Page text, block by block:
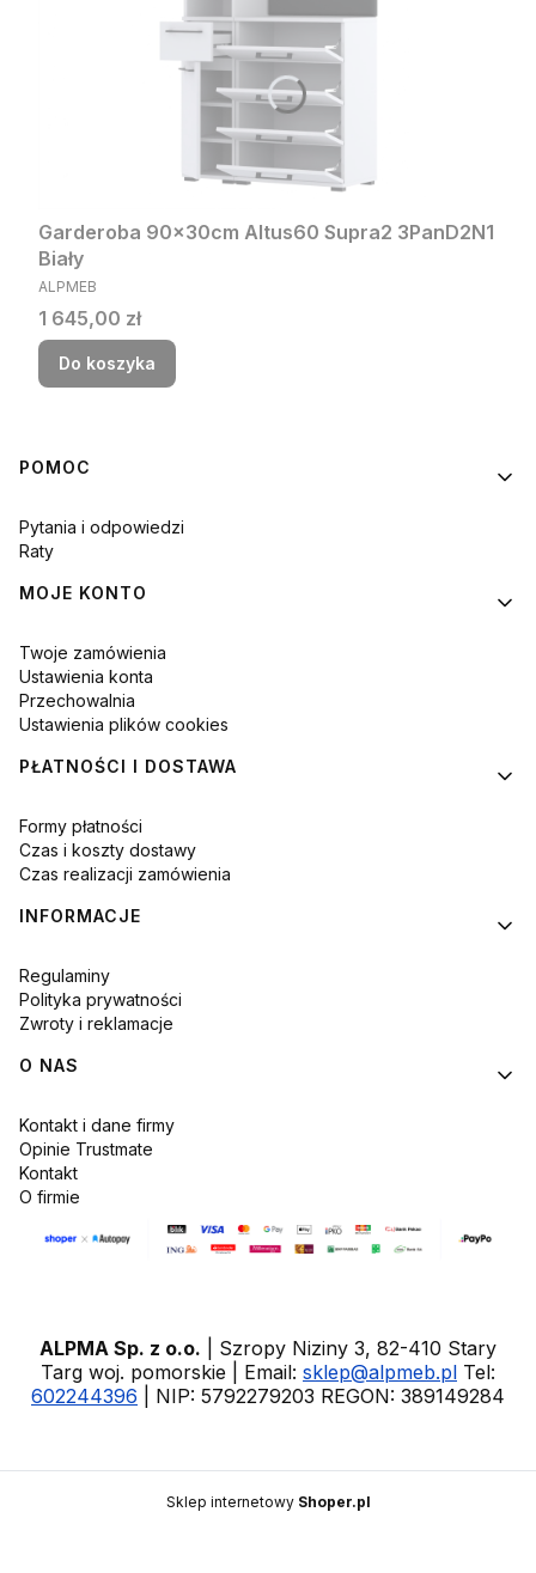
Garderoba 90x30cm Altus60 Supra2 3PanD2N1
Biały
PRODUCENT
ALPMEB
Cena
1 645,00 zł
Do koszyka
Linki w stopce
POMOC
Pytania i odpowiedzi
Raty
MOJE KONTO
Twoje zamówienia
Ustawienia konta
Przechowalnia
Ustawienia plików cookies
PŁATNOŚCI I DOSTAWA
Formy płatności
Czas i koszty dostawy
Czas realizacji zamówienia
INFORMACJE
Regulaminy
Polityka prywatności
Zwroty i reklamacje
O NAS
Kontakt i dane firmy
Opinie Trustmate
Kontakt
O firmie
ALPMA Sp. z o.o. | Szropy Niziny 3, 82-410 Stary
Targ woj. pomorskie | Email: sklep@alpmeb.pl Tel:
602244396 | NIP: 5792279203 REGON: 389149284
Sklep internetowy Shoper.pl